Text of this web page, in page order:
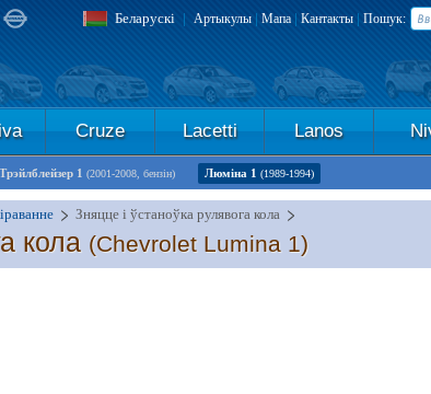
Беларускі | Артыкулы | Мапа | Кантакты | Пошук:
Cruze Lacetti Lanos
Трэйлблейзер 1 (2001-2008, бензін) Люміна 1 (1989-1994)
Зняцце і ўстаноўка рулявога кола
кола (Chevrolet Lumina 1)